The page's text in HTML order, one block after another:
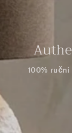
100%